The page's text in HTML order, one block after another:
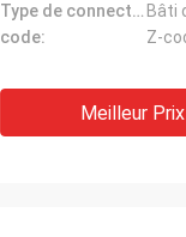
Type de connecteur: Bâti
code:
Z-
Meilleur Prix